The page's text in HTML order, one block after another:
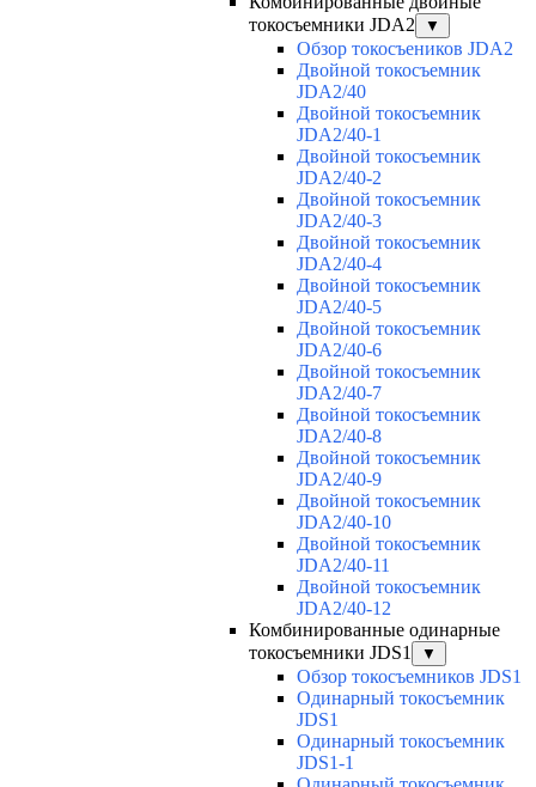
токосъемники JDA2
▼
Обзор токосъеников JDA2
Двойной токосъемник
JDA2/40
Двойной токосъемник
JDA2/40-1
Двойной токосъемник
JDA2/40-2
Двойной токосъемник
JDA2/40-3
Двойной токосъемник
JDA2/40-4
Двойной токосъемник
JDA2/40-5
Двойной токосъемник
JDA2/40-6
Двойной токосъемник
JDA2/40-7
Двойной токосъемник
JDA2/40-8
Двойной токосъемник
JDA2/40-9
Двойной токосъемник
JDA2/40-10
Двойной токосъемник
JDA2/40-11
Двойной токосъемник
JDA2/40-12
Комбинированные одинарные
токосъемники JDS1
▼
Обзор токосъемников JDS1
Одинарный токосъемник
JDS1
Одинарный токосъемник
JDS1-1